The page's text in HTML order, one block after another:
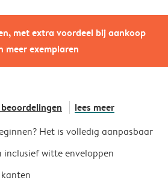
met extra voordeel bij aankoop
meer exemplaren
beoordelingen lees meer
Het is volledig aanpasbaar
inclusief witte enveloppen